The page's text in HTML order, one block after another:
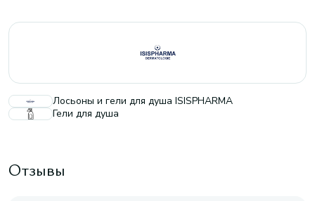
Лосьоны и гели для душа ISISPHARMA
Гели для душа
Отзывы